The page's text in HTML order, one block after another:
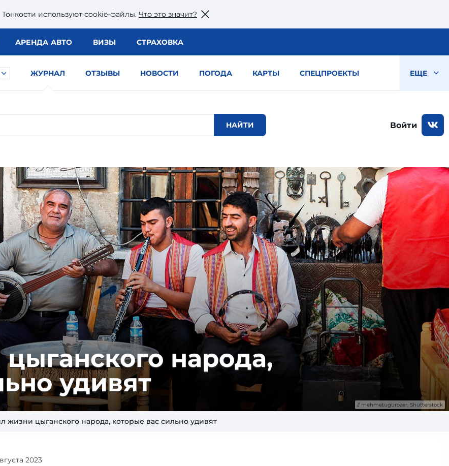
Тонкости используют сookie-файлы. Что это значит?
АРЕНДА АВТО ВИЗЫ СТРАХОВКА
ЖУРНАЛ ОТЗЫВЫ НОВОСТИ ПОГОДА КАРТЫ СПЕЦПРОЕКТЫ ЕЩЕ
Войти
народа,
удивят
mehmetugurozer, Shutterstock
жизни цыганского народа, которые вас сильно удивят
2023